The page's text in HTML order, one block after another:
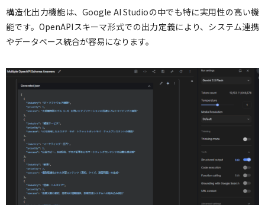
構造化出力機能は、Google AI Studioの中でも特に実用性の高い機
能です。OpenAPIスキーマ形式での出力定義により、システム連携
やデータベース統合が容易になります。